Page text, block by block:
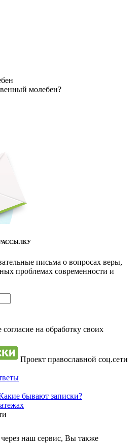
молебен?
письма о вопросах веры,
проблемах современности и
на обработку своих
Проект православной соц.сети
бывают записки?
через наш сервис, Вы также